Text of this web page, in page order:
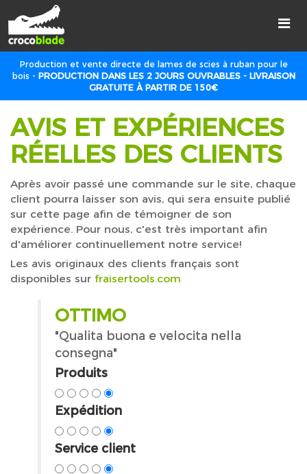
Production et vente directe de lames de scies à ruban pour le
bois - PRODUCTION DANS LES 2 JOURS OUVRABLES - LIVRAISON
GRATUITE À PARTIR DE 150€
AVIS ET EXPÉRIENCES
RÉELLES DES CLIENTS
Après avoir passé une commande sur le site, chaque
client pourra laisser son avis, qui sera ensuite publié
sur cette page afin de témoigner de son
expérience. Pour nous, c'est très important afin
d'améliorer continuellement notre service!
Les avis originaux des clients français sont
disponibles sur fraisertools.com
OTTIMO
"Qualita buona e velocita nella
consegna"
Produits
Expédition
Service client